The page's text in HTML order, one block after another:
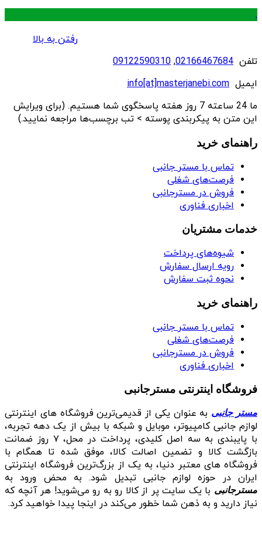
.
رفتن به بالا
تلفن 02166467684
,
09122590310
ایمیل info[at]masterjanebi.com
ما 24 ساعته 7 روز هفته پاسخگوی شما هستیم. (برای ویرایش
این متن به پیکربندی پوسته > تب برچسب‌ها مراجعه نمایید.)
راهنمای خرید
تماس با مستر جانبی
فرصت‌های شغلی
فروش در مسترجانبی
اخباری فناوری
خدمات مشتریان
شیوه‌های پرداخت
رویه ارسال سفارش
نحوه ثبت سفارش
راهنمای خرید
تماس با مستر جانبی
فرصت‌های شغلی
فروش در مسترجانبی
اخباری فناوری
فروشگاه اینترنتی مسترجانبی
مستر جانبی به عنوان یکی از قدیمی‌ترین فروشگاه های اینترنتی
لوازم جانبی کامپیوتر، موبایل و شبکه با بیش از یک دهه تجربه،
با پایبندی به سه اصل کلیدی، پرداخت در محل، ۷ روز ضمانت
بازگشت کالا و تضمین اصالت کالا، موفق شده تا همگام با
فروشگاه‌ های معتبر دنیا، به یک از بزرگ‌ترین فروشگاه اینترنتی
ایران در حوزه لوازم جانبی تبدیل شود. به محض ورود به
مسترجانبی با یک سایت پر از کالا رو به رو می‌شوید! هر آنچه که
نیاز دارید و به ذهن شما خطور می‌کند در اینجا پیدا خواهید کرد.